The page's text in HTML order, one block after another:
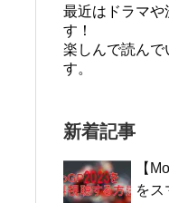
最近はドラマや
す！
楽しんで読ん
す。
新着記事
【
をス